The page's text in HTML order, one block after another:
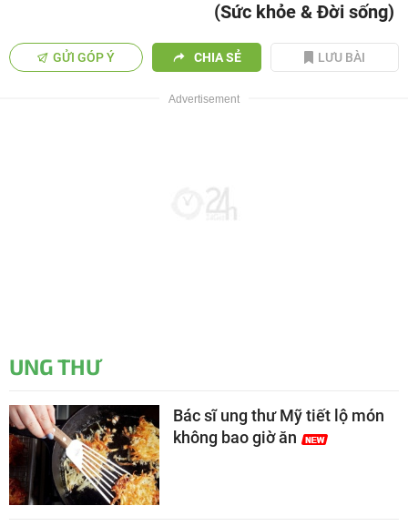
(Sức khỏe & Đời sống)
GỬI GÓP Ý CHIA SẺ LƯU BÀI
UNG THƯ
Bác sĩ ung thư Mỹ tiết lộ món
không bao giờ ăn